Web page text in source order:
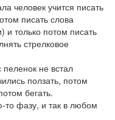
человек учится писать
писать слова
и только потом писать
стрелковое
не встал
ползать, потом
бегать.
то фазу, и так в любом